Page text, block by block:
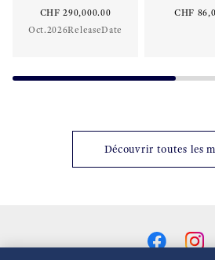
CHF 290,000.00
Oct.2026ReleaseDate
CHF
Découvrir toutes les